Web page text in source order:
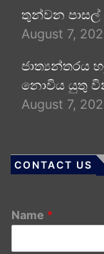
තුන්වන පාසල්
August 7,
ජාත්‍යන්තරය
නොවිය යුතු
August 7,
CONTACT US
Name *